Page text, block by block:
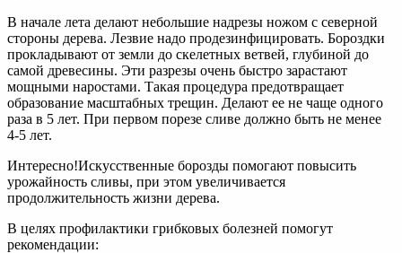
В начале лета делают небольшие надрезы ножом с северной
стороны дерева. Лезвие надо продезинфицировать. Бороздки
прокладывают от земли до скелетных ветвей, глубиной до
самой древесины. Эти разрезы очень быстро зарастают
мощными наростами. Такая процедура предотвращает
образование масштабных трещин. Делают ее не чаще одного
раза в 5 лет. При первом порезе сливе должно быть не менее
4-5 лет.
Интересно!Искусственные борозды помогают повысить
урожайность сливы, при этом увеличивается
продолжительность жизни дерева.
В целях профилактики грибковых болезней помогут
рекомендации: